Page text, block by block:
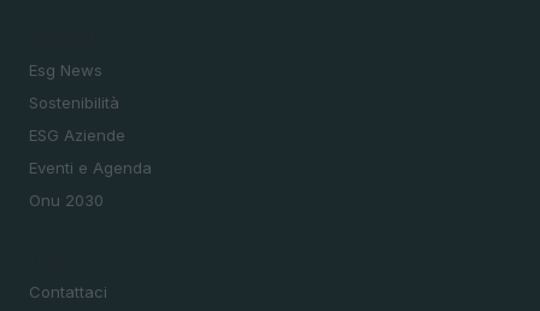
Esg News
Sostenibilità
ESG Aziende
Eventi e Agenda
Onu 2030
Contattaci